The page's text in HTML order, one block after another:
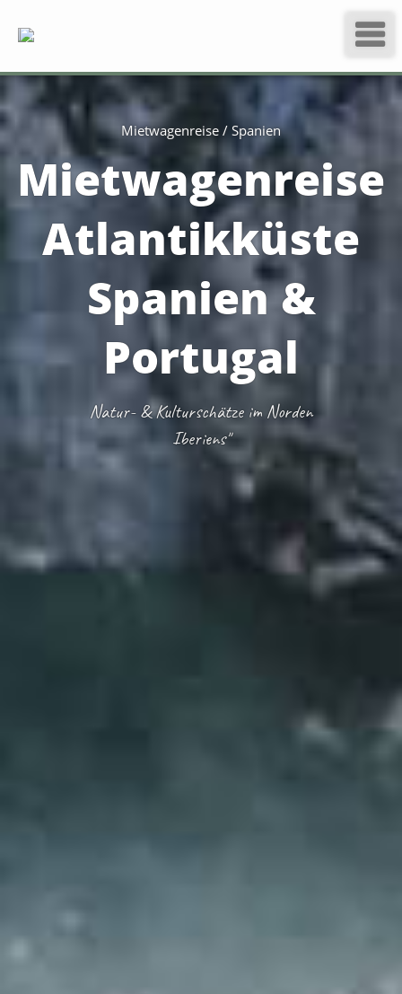
Mietwagenreise / Spanien
Mietwagen­reise
Atlantikküste
Spanien &
Portugal
Natur- & Kulturschätze im Norden
Iberiens"